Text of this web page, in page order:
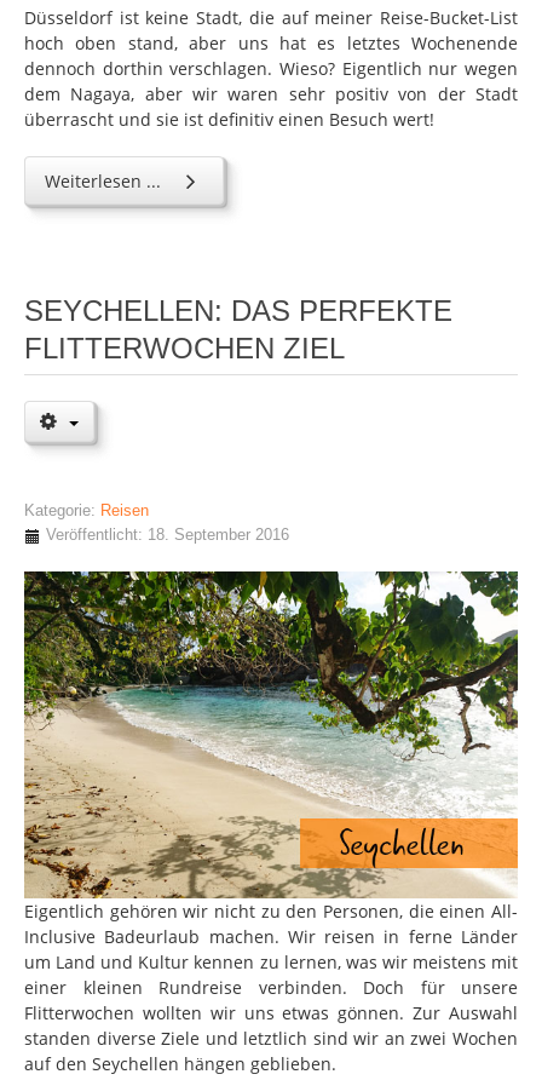
Düsseldorf ist keine Stadt, die auf meiner Reise-Bucket-List
hoch oben stand, aber uns hat es letztes Wochenende
dennoch dorthin verschlagen. Wieso? Eigentlich nur wegen
dem Nagaya, aber wir waren sehr positiv von der Stadt
überrascht und sie ist definitiv einen Besuch wert!
Weiterlesen ...
SEYCHELLEN: DAS PERFEKTE
FLITTERWOCHEN ZIEL
Kategorie: Reisen
Veröffentlicht: 18. September 2016
Eigentlich gehören wir nicht zu den Personen, die einen All-
Inclusive Badeurlaub machen. Wir reisen in ferne Länder
um Land und Kultur kennen zu lernen, was wir meistens mit
einer kleinen Rundreise verbinden. Doch für unsere
Flitterwochen wollten wir uns etwas gönnen. Zur Auswahl
standen diverse Ziele und letztlich sind wir an zwei Wochen
auf den Seychellen hängen geblieben.